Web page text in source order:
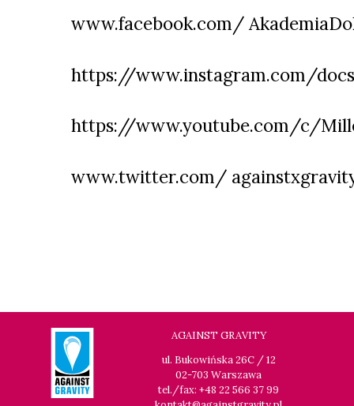
www.facebook.com/
https://www.instagram.com/
https://www.youtube.com/c/
www.twitter.com/
AGAINST GRAVITY
ul. Bukowińska 26C / 12
02-703 Warszawa
tel./fax: +48 22 566 37 99